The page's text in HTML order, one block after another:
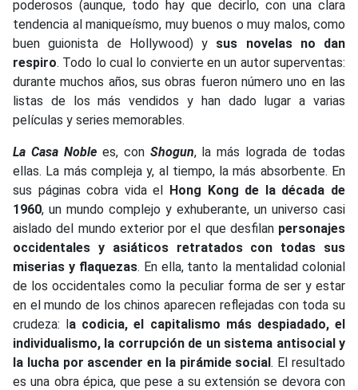
poderosos (aunque, todo hay que decirlo, con una clara
tendencia al maniqueísmo, muy buenos o muy malos, como
buen guionista de Hollywood) y sus novelas no dan
respiro. Todo lo cual lo convierte en un autor superventas:
durante muchos años, sus obras fueron número uno en las
listas de los más vendidos y han dado lugar a varias
películas y series memorables.
La Casa Noblees, con Shogun, la más lograda de todas
ellas. La más compleja y, al tiempo, la más absorbente. En
sus páginas cobra vida el Hong Kong de la década de
1960, un mundo complejo y exhuberante, un universo casi
aislado del mundo exterior por el que desfilan personajes
occidentales y asiáticos retratados con todas sus
miserias y flaquezas. En ella, tanto la mentalidad colonial
de los occidentales como la peculiar forma de ser y estar
en el mundo de los chinos aparecen reflejadas con toda su
crudeza: la codicia, el capitalismo más despiadado, el
individualismo, la corrupción de un sistema antisocial y
la lucha por ascender en la pirámide social. El resultado
es una obra épica, que pese a su extensión se devora con